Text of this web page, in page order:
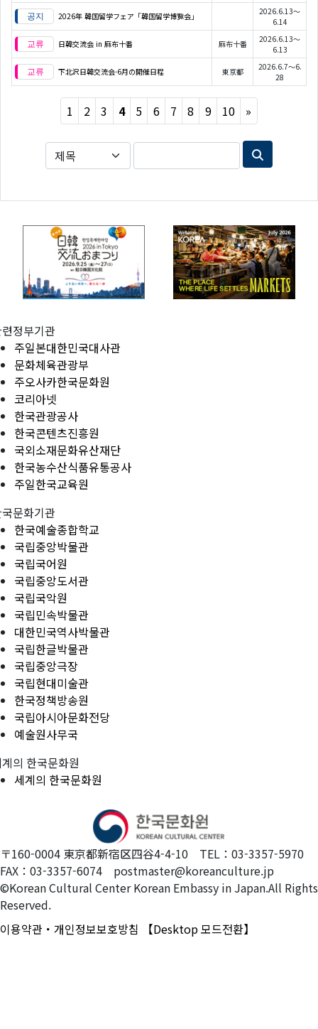
2026年 韓国留学フェア「韓国留学博覧会」
2026.6.13～
6.14
日韓交流会 in 麻布十番 麻布十番
2026.6.13～
6.13
下北沢日韓交流会-6月の開催日程 東京都
2026.6.7～6.
28
1 2 3 4 5 6 7 8 9 10 »
정부기관
주일본대한민국대사관
문화체육관광부
주오사카한국문화원
코리아넷
한국관광공사
한국콘텐츠진흥원
국외소재문화유산재단
한국농수산식품유통공사
주일한국교육원
문화기관
한국예술종합학교
국립중앙박물관
국립국어원
국립중앙도서관
국립국악원
국립민속박물관
대한민국역사박물관
국립한글박물관
국립중앙극장
국립현대미술관
한국정책방송원
국립아시아문화전당
예술원사무국
의 한국문화원
세계의 한국문화원
〒160-0004 東京都新宿区四谷4-4-10 TEL：03-3357-5970
FAX：03-3357-6074 postmaster@koreanculture.jp
©Korean Cultural Center Korean Embassy in Japan.All Rights
Reserved.
이용약관・개인정보보호방침
【Desktop 모드전환】